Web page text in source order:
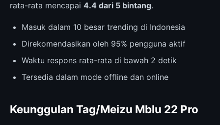
rata-rata mencapai 4.4 dari 5 bintang.
Masuk dalam 10 besar trending di Indonesia
Direkomendasikan oleh 95% pengguna aktif
Waktu respons rata-rata di bawah 2 detik
Tersedia dalam mode offline dan online
Keunggulan Tag/Meizu Mblu 22 Pro